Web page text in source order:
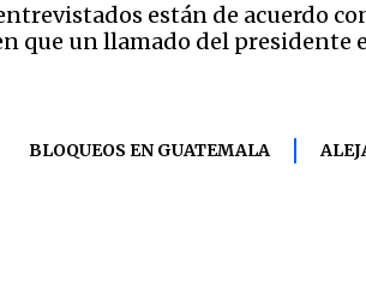
están de acuerdo
que un llamado del presidente
BLOQUEOS EN GUATEMALA